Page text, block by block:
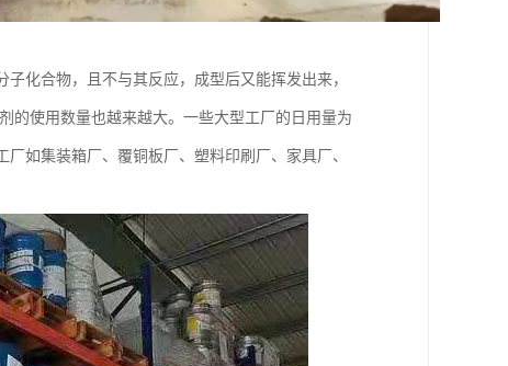
化合物，且不与其反应，成型后又能挥发出来，
的使用数量也越来越大。一些大型工厂的日用量为
如集装箱厂、覆铜板厂、塑料印刷厂、家具厂、